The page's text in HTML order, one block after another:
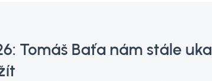
Tomáš Baťa nám stále